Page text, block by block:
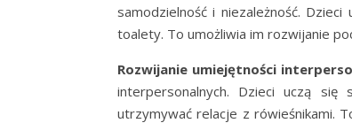
samodzielność i niezależność.
toalety. To umożliwia im rozwijanie
Rozwijanie umiejętności
interpersonalnych. Dzieci uczą
utrzymywać relacje z rówieśnikami.